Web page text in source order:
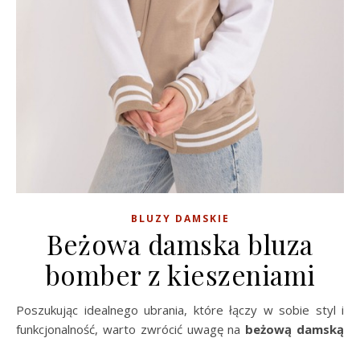
BLUZY DAMSKIE
Beżowa damska bluza
bomber z kieszeniami
Poszukując idealnego ubrania, które łączy w sobie styl i
funkcjonalność, warto zwrócić uwagę na beżową damską